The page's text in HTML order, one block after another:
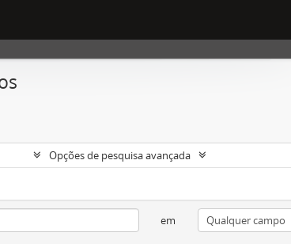
Opções de pesquisa avançada
em